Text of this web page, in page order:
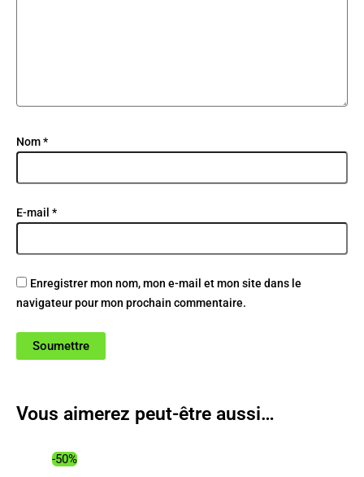
Nom*
E-mail *
Enregistrer mon nom, mon e-mail et mon site dans le
navigateur pour mon prochain commentaire.
Vous aimerez peut-être aussi…
-50%